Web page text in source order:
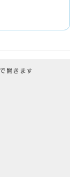
開きます